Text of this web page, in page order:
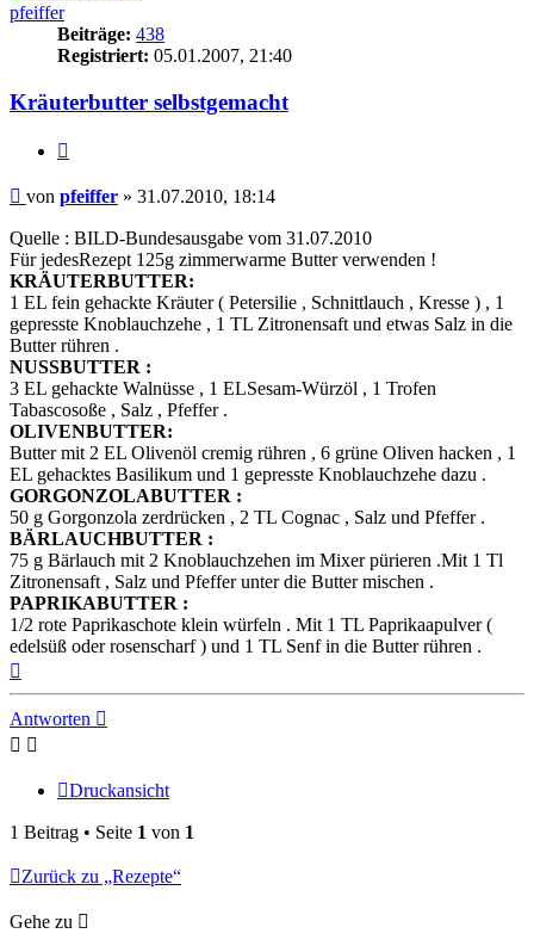
pfeiffer
Beiträge: 438
Registriert: 05.01.2007, 21:40
Kräuterbutter selbstgemacht
Beitrag
von pfeiffer » 31.07.2010, 18:14
Quelle : BILD-Bundesausgabe vom 31.07.2010
Für jedesRezept 125g zimmerwarme Butter verwenden !
KRÄUTERBUTTER:
1 EL fein gehackte Kräuter ( Petersilie , Schnittlauch , Kresse ) , 1
gepresste Knoblauchzehe , 1 TL Zitronensaft und etwas Salz in die
Butter rühren .
NUSSBUTTER :
3 EL gehackte Walnüsse , 1 ELSesam-Würzöl , 1 Trofen
Tabascosoße , Salz , Pfeffer .
OLIVENBUTTER:
Butter mit 2 EL Olivenöl cremig rühren , 6 grüne Oliven hacken , 1
EL gehacktes Basilikum und 1 gepresste Knoblauchzehe dazu .
GORGONZOLABUTTER :
50 g Gorgonzola zerdrücken , 2 TL Cognac , Salz und Pfeffer .
BÄRLAUCHBUTTER :
75 g Bärlauch mit 2 Knoblauchzehen im Mixer pürieren .Mit 1 Tl
Zitronensaft , Salz und Pfeffer unter die Butter mischen .
PAPRIKABUTTER :
1/2 rote Paprikaschote klein würfeln . Mit 1 TL Paprikaapulver (
edelsüß oder rosenscharf ) und 1 TL Senf in die Butter rühren .
Antworten
Druckansicht
1 Beitrag • Seite 1 von 1
Zurück zu „Rezepte“
Gehe zu